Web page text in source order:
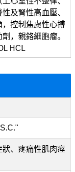
及腎性高血壓、
控制焦慮性心搏
，親鉻細胞瘤。
HCL
、疼痛性肌肉痙